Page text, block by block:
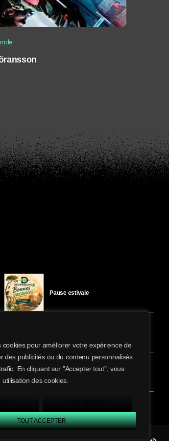
cookies pour améliorer votre expérience de
des publicités ou du contenu personnalisés
En cliquant sur "Accepter tout", vous
des cookies.
TOUT ACCEPTER
share
email
Pause estivale
Ici l’Ombre – mardi 28 juillet